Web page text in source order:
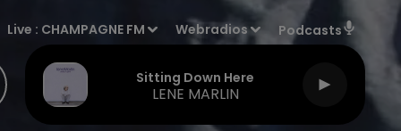
Live : CHAMPAGNE FM Webradios Podcasts
Sitting Down Here
LENE MARLIN